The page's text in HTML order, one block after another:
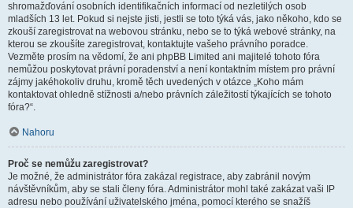
shromažďování osobních identifikačních informací od nezletilých osob
mladších 13 let. Pokud si nejste jisti, jestli se toto týká vás, jako někoho, kdo se
zkouší zaregistrovat na webovou stránku, nebo se to týká webové stránky, na
kterou se zkoušíte zaregistrovat, kontaktujte vašeho právního poradce.
Vezměte prosím na vědomí, že ani phpBB Limited ani majitelé tohoto fóra
nemůžou poskytovat právní poradenství a není kontaktním místem pro právní
zájmy jakéhokoliv druhu, kromě těch uvedených v otázce „Koho mám
kontaktovat ohledně stížnosti a/nebo právních záležitostí týkajících se tohoto
fóra?“.
Nahoru
Proč se nemůžu zaregistrovat?
Je možné, že administrátor fóra zakázal registrace, aby zabránil novým
návštěvníkům, aby se stali členy fóra. Administrátor mohl také zakázat vaši IP
adresu nebo používání uživatelského jména, pomocí kterého se snažíš